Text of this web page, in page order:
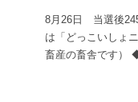
8月26日 当選後
は「どっこいしょ
畜産の畜舎です）